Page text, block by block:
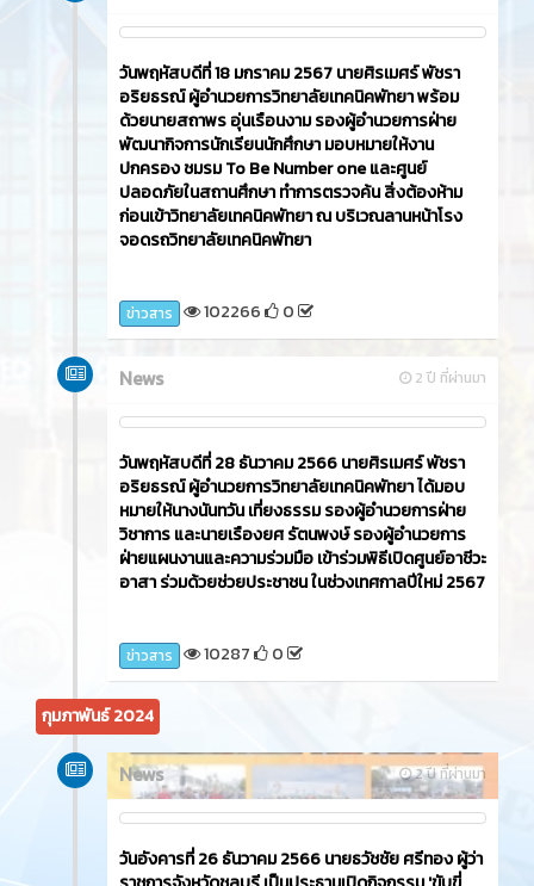
วันพฤหัสบดีที่ 18 มกราคม 2567 นายศิรเมศร์ พัชรา
อริยธรณ์ ผู้อำนวยการวิทยาลัยเทคนิคพัทยา พร้อม
ด้วยนายสถาพร อุ่นเรือนงาม รองผู้อำนวยการฝ่าย
พัฒนากิจการนักเรียนนักศึกษา มอบหมายให้งาน
ปกครอง ชมรม To Be Number one และศูนย์
ปลอดภัยในสถานศึกษา ทำการตรวจค้น สิ่งต้องห้าม
ก่อนเข้าวิทยาลัยเทคนิคพัทยา ณ บริเวณลานหน้าโรง
จอดรถวิทยาลัยเทคนิคพัทยา
ข่าวสาร 102266 0
2 ปี ที่ผ่านมา
News
วันพฤหัสบดีที่ 28 ธันวาคม 2566 นายศิรเมศร์ พัชรา
อริยธรณ์ ผู้อำนวยการวิทยาลัยเทคนิคพัทยา ได้มอบ
หมายให้นางนันทวัน เที่ยงธรรม รองผู้อำนวยการฝ่าย
วิชาการ และนายเรืองยศ รัตนพงษ์ รองผู้อำนวยการ
ฝ่ายแผนงานและความร่วมมือ เข้าร่วมพิธีเปิดศูนย์อาชีวะ
อาสา ร่วมด้วยช่วยประชาชน ในช่วงเทศกาลปีใหม่ 2567
ข่าวสาร 10287 0
กุมภาพันธ์ 2024
2 ปี ที่ผ่านมา
News
วันอังคารที่ 26 ธันวาคม 2566​ นายธวัชชัย ศรีทอง ผู้ว่า